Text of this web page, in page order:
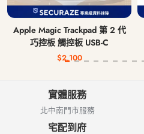
Apple Magic Trackpad 第 2 代
巧控板 觸控板 USB-C
$2,100
實體服務
北中南門市服務
宅配到府